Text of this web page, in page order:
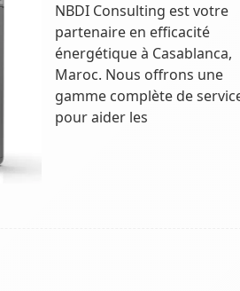
NBDI Consulting est votre
partenaire en efficacité
énergétique à Casablanca,
Maroc. Nous offrons une
gamme complète de
pour aider les